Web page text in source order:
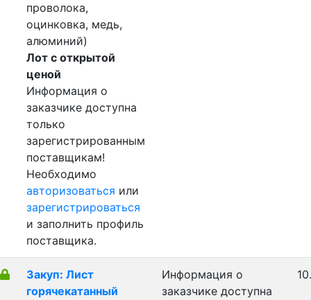
проволока,
оцинковка, медь,
алюминий)
Лот с открытой
ценой
Информация о
заказчике доступна
только
зарегистрированным
поставщикам!
Необходимо
авторизоваться или
зарегистрироваться
и заполнить профиль
поставщика.
Закуп: Лист
горячекатанный
Информация о
заказчике доступна